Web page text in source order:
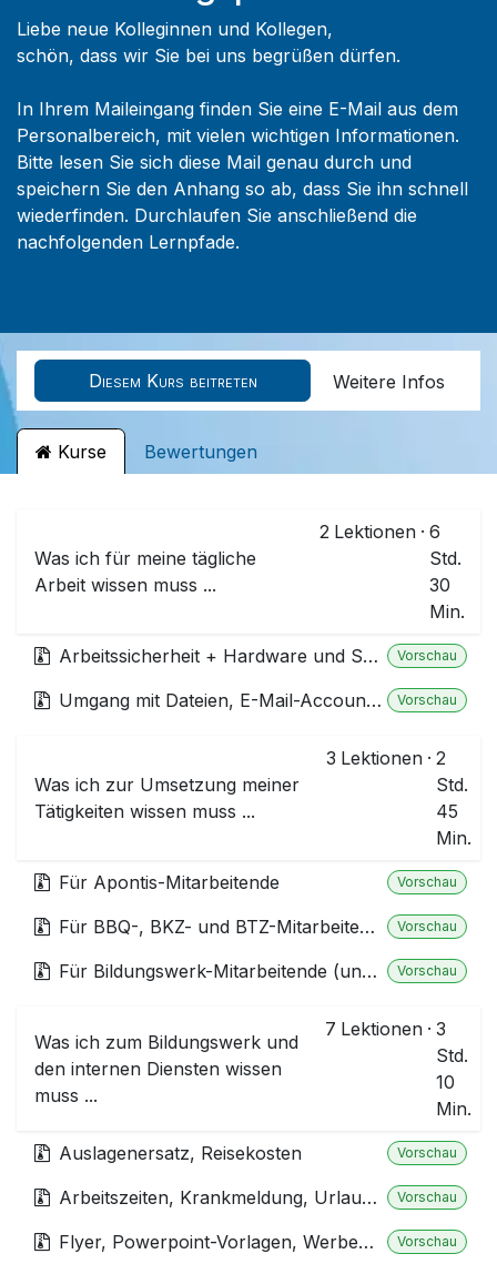
Liebe neue Kolleginnen und Kollegen,
schön, dass wir Sie bei uns begrüßen dürfen.
In Ihrem Maileingang finden Sie eine E-Mail aus dem
Personalbereich, mit vielen wichtigen Informationen.
Bitte lesen Sie sich diese Mail genau durch und
speichern Sie den Anhang so ab, dass Sie ihn schnell
wiederfinden. Durchlaufen Sie anschließend die
nachfolgenden Lernpfade.
Diesem Kurs beitreten Weitere Infos
Kurse Bewertungen
Was ich für meine tägliche
Arbeit wissen muss ...
2 Lektionen · 6
Std.
30
Min.
Arbeitssicherheit + Hardware und Systeme
Vorschau
Umgang mit Dateien, E-Mail-Account, HCL Notes-Kalender, Ticketsystem, Plattformen. Vorschau
Was ich zur Umsetzung meiner
Tätigkeiten wissen muss ...
3 Lektionen · 2
Std.
45
Min.
Für Apontis-Mitarbeitende
Vorschau
Für BBQ-, BKZ- und BTZ-Mitarbeitende. Vorschau
Für Bildungswerk-Mitarbeitende (und übergeordnete Projekte). Vorschau
Was ich zum Bildungswerk und
den internen Diensten wissen
muss ...
7 Lektionen · 3
Std.
10
Min.
Auslagenersatz, Reisekosten
Vorschau
Arbeitszeiten, Krankmeldung, Urlaubbeantragung, Weiterbildung, Pflichtunterweisung Vorschau
Flyer, Powerpoint-Vorlagen, Werbematerialien, Visitenkarten, Leitfäden, Farbwerte, Schriften Vorschau